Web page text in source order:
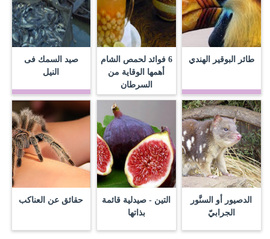
طائر البوقير الهندي
6 فوائد لحمص الشام
أهمها الوقاية من
السرطان
صيد السمك فى
النيل
الدصيور أو السنَّور
الجرابيّ
التين - صيدلية قائمة
بذاتها
حقائق عن العناكب